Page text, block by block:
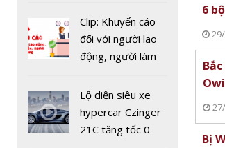
kích hoạt bước
ngoặt cho kỷ
nguyên kỹ thuật
Clip: Khuyến cáo
đối với người lao
động, người làm
hàng tại khu dịch
vụ trong dịch
Covid-19
Lộ diện siêu xe
hypercar Czinger
21C tăng tốc 0-
6
29/
Bị